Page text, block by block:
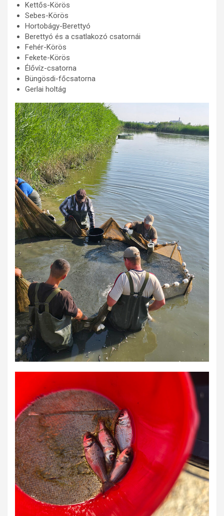
Kettős-Körös
Sebes-Körös
Hortobágy-Berettyó
Berettyó és a csatlakozó csatornái
Fehér-Körös
Fekete-Körös
Élővíz-csatorna
Büngösdi-főcsatorna
Gerlai holtág